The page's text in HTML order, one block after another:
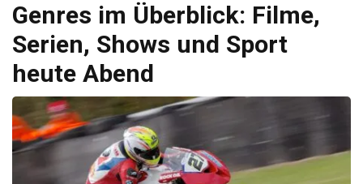
Genres im Überblick: Filme,
Serien, Shows und Sport
heute Abend